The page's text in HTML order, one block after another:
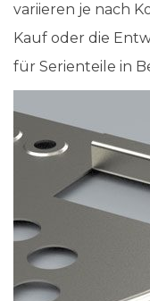
variieren je nach
Kauf oder die
für Serienteile in